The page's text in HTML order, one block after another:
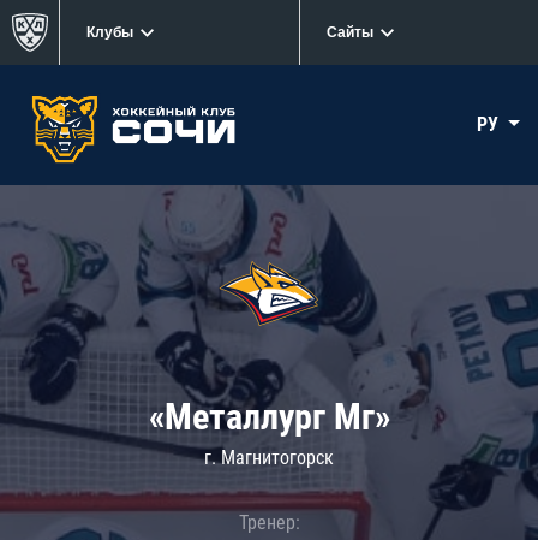
Клубы Сайты
РУ
«Металлург Мг»
г. Магнитогорск
Тренер: